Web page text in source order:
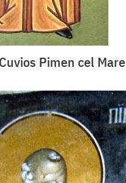
Pimen cel Mare